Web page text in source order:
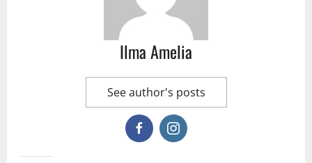
Ilma Amelia
See author's posts